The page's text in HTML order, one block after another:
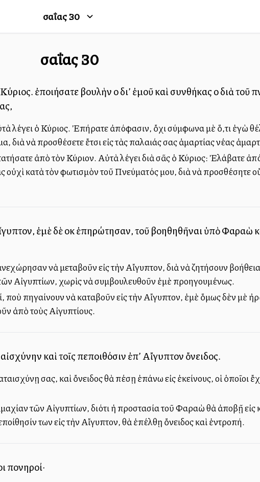
Ἠσαΐας30
Ἠσαΐας30
ἐποιήσατε βουλὴν οὐ δι’ ἐμοῦ καὶ συνθήκας οὐ διὰ τοῦ
αὐτὰ λέγει ὁ Κύριος. Ἐπήρατε ἀπόφασιν, ὄχι σύμφωνα μὲ ὅ,τι ἐγὼ
διὰ νὰ προσθέσετε ἔτσι εἰς τὰς παλαιάς σας ἁμαρτίας νέας
ἀπὸ τὸν Κύριον. Αὐτὰ λέγει διὰ σᾶς ὁ Κύριος: Ἐλάβατε
οὐχὶ κατὰ τὸν φωτισμὸν τοῦ Πνεύματός μου, διὰ νὰ προσθέσητε
ἐμὲ δὲ οὐκ ἐπηρώτησαν, τοῦ βοηθηθῆναι ὑπὸ Φαραὼ
νὰ μεταβοῦν εἰς τὴν Αἴγυπτον, διὰ νὰ ζητήσουν
Αἰγυπτίων, χωρὶς νὰ συμβουλευθοῦν ἐμὲ προηγουμένως.
ποὺ πηγαίνουν νὰ καταβοῦν εἰς τὴν Αἴγυπτον, ἐμὲ ὅμως δὲν μὲ
ἀπὸ τοὺς Αἰγυπτίους.
καὶ τοῖς πεποιθόσιν ἐπ’ Αἴγυπτον ὄνειδος.
σας, καὶ ὄνειδος θὰ πέσῃ ἐπάνω εἰς ἐκείνους, οἱ ὁποῖοι
τῶν Αἰγυπτίων, διότι ἡ προστασία τοῦ Φαραὼ θὰ ἀποβῇ
των εἰς τὴν Αἴγυπτον, θὰ ἐπέλθῃ ὄνειδος καὶ ἐντροπή.
πονηροί·